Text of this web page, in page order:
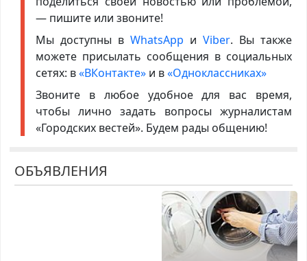
— пишите или звоните!
Мы доступны в WhatsApp иViber. Вы также
можете присылать сообщения в социальных
сетях: в«ВКонтакте»и в«Одноклассниках»
Звоните в любое удобное для вас время,
чтобы лично задать вопросы журналистам
«Городских вестей». Будем рады общению!
ОБЪЯВЛЕНИЯ